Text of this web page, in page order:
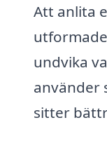
Att anlita
undvika
använder
sitter